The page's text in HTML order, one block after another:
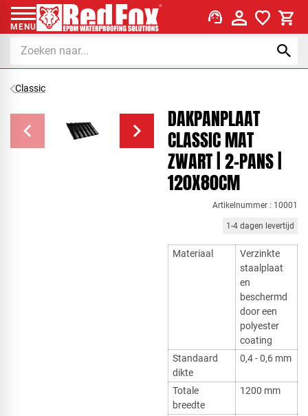
MENU support_agent
Classic
DAKPANPLAAT
CLASSIC MAT
ZWART | 2-PANS |
120X80CM
Artikelnummer : 10001
1-4 dagen levertijd
Materiaal
Verzinkte
staalplaat
en
beschermd
door een
polyester
coating
Standaard
dikte
0,4 - 0,6 mm
Totale
breedte
1200 mm